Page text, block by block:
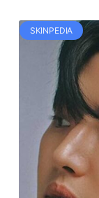
SKINPEDIA